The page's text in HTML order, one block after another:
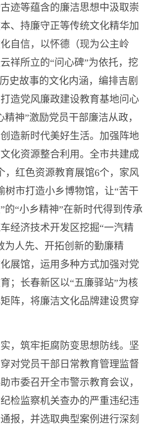
迹等蕴含的廉洁思想中汲取崇
、持廉守正等传统文化精华加
自信，以怀德（现为公主岭
祥所立的“问心碑”为依托，挖
史故事的文化内涵，编排吉剧
打造党风廉政建设教育基地问心
精神”激励党员干部廉洁从政，
造新时代美好生活。加强阵地
化资源整合利用。全市共建成
，红色资源教育展馆6个，家风
树市打造小乡博物馆，让“苦干
的“小乡精神”在新时代得到传承
经济技术开发区挖掘“一汽精
为人先、开拓创新的勤廉精
展馆，运用多种方式加强对党
；长春新区以“五廉驿站”为核
阵，将廉洁文化品牌建设贯穿
筑牢拒腐防变思想防线。坚
对党员干部日常教育管理监督
市委召开全市警示教育会议，
检监察机关查办的严重违纪违
报，并选取典型案例进行深刻